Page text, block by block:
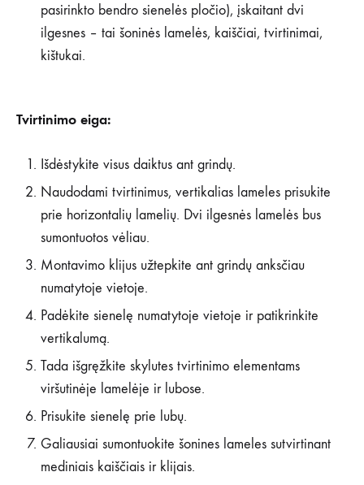
pasirinkto bendro sienelės pločio), įskaitant dvi
ilgesnes – tai šoninės lamelės, kaiščiai, tvirtinimai,
kištukai.
Tvirtinimo eiga:
Išdėstykite visus daiktus ant grindų.
Naudodami tvirtinimus, vertikalias lameles prisukite
prie horizontalių lamelių. Dvi ilgesnės lamelės bus
sumontuotos vėliau.
Montavimo klijus užtepkite ant grindų anksčiau
numatytoje vietoje.
Padėkite sienelę numatytoje vietoje ir patikrinkite
vertikalumą.
Tada išgręžkite skylutes tvirtinimo elementams
viršutinėje lamelėje ir lubose.
Prisukite sienelę prie lubų.
Galiausiai sumontuokite šonines lameles sutvirtinant
mediniais kaiščiais ir klijais.